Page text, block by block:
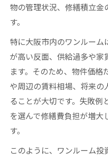
物の管理状況、修繕積立
す。
特に大阪市内のワンルー
が高い反面、供給過多や
ます。そのため、物件価格
や周辺の賃料相場、将来の
ることが大切です。失敗
を選んで修繕費負担が増大
す。
このように、ワンルーム投